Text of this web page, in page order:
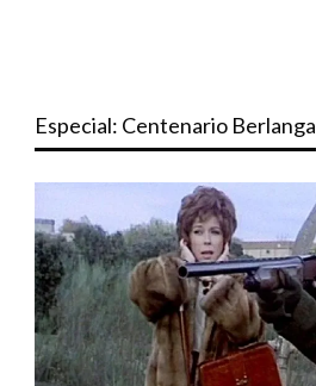
Especial: Centenario Berlanga